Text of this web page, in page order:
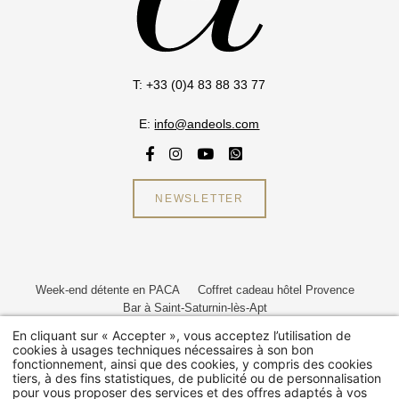
T: +33 (0)4 83 88 33 77
E: info@andeols.com
NEWSLETTER
Week-end détente en PACA
Coffret cadeau hôtel Provence
Bar à Saint-Saturnin-lès-Apt
Villa de luxe avec piscine privée Luberon
En cliquant sur « Accepter », vous acceptez l’utilisation de
cookies à usages techniques nécessaires à son bon
fonctionnement, ainsi que des cookies, y compris des cookies
tiers, à des fins statistiques, de publicité ou de personnalisation
pour vous proposer des services et des offres adaptés à vos